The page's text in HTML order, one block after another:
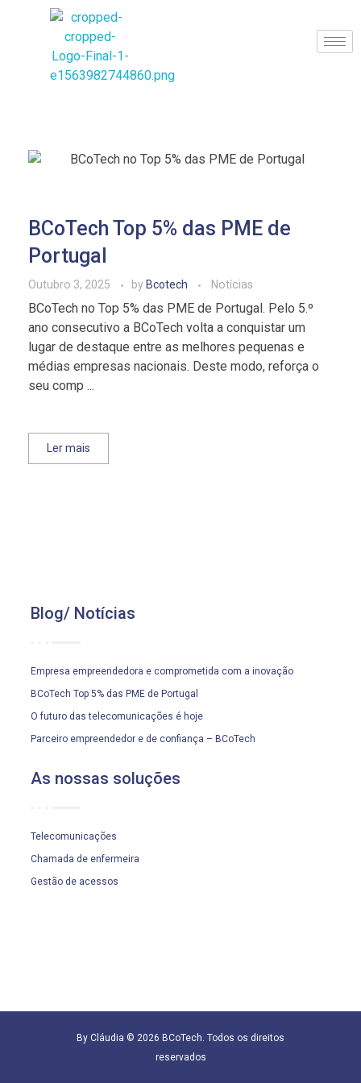
BCoTech Top 5% das PME de
Portugal
Outubro 3, 2025 by Bcotech Notícias
BCoTech no Top 5% das PME de Portugal. Pelo 5.º
ano consecutivo a BCoTech volta a conquistar um
lugar de destaque entre as melhores pequenas e
médias empresas nacionais. Deste modo, reforça o
seu comp ...
Ler mais
Blog/ Notícias
Empresa empreendedora e comprometida com a inovação
BCoTech Top 5% das PME de Portugal
O futuro das telecomunicações é hoje
Parceiro empreendedor e de confiança – BCoTech
As nossas soluções
Telecomunicações
Chamada de enfermeira
Gestão de acessos
By Cláudia © 2026 BCoTech. Todos os direitos
reservados